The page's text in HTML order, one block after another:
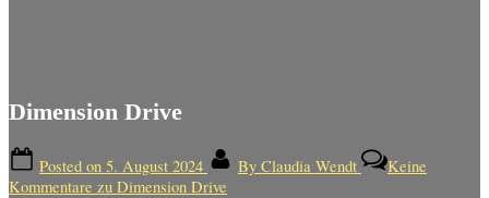
Dimension Drive
Posted on 5. August 2024 By Claudia Wendt
Keine
Kommentare zu Dimension Drive